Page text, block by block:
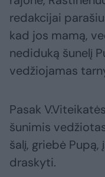
redakcijai
kad jos mamą,
nediduką šunelį
vedžiojamas
Pasak
šunimis
šalį, griebė
draskyti.